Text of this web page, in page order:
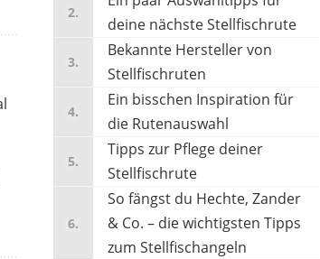
BALZER
102,56 €*
deine nächste Stellfischrute
Bekannte Hersteller von
Stellfischruten
Ein bisschen Inspiration für
die Rutenauswahl
Tipps zur Pflege deiner
Stellfischrute
So fängst du Hechte, Zander
& Co. – die wichtigsten Tipps
zum Stellfischangeln